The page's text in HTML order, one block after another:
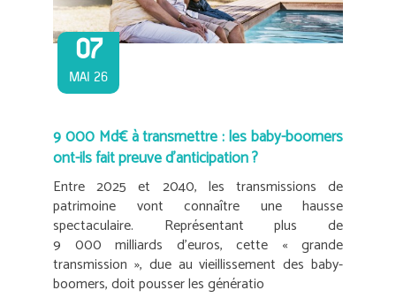
07
MAI 26
9 000 Md€ à transmettre : les baby-boomers
ont-ils fait preuve d’anticipation ?
Entre 2025 et 2040, les transmissions de
patrimoine vont connaître une hausse
spectaculaire. Représentant plus de
9 000 milliards d’euros, cette « grande
transmission », due au vieillissement des baby-
boomers, doit pousser les génératio